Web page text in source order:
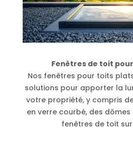
Fenêtres de toit
Nos fenêtres pour toits
solutions pour apporter la
votre propriété, y compris
en verre courbé, des
fenêtres de toit